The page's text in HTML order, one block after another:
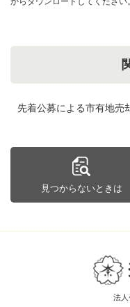
先着公募による市有地売
見つからないときは
法人